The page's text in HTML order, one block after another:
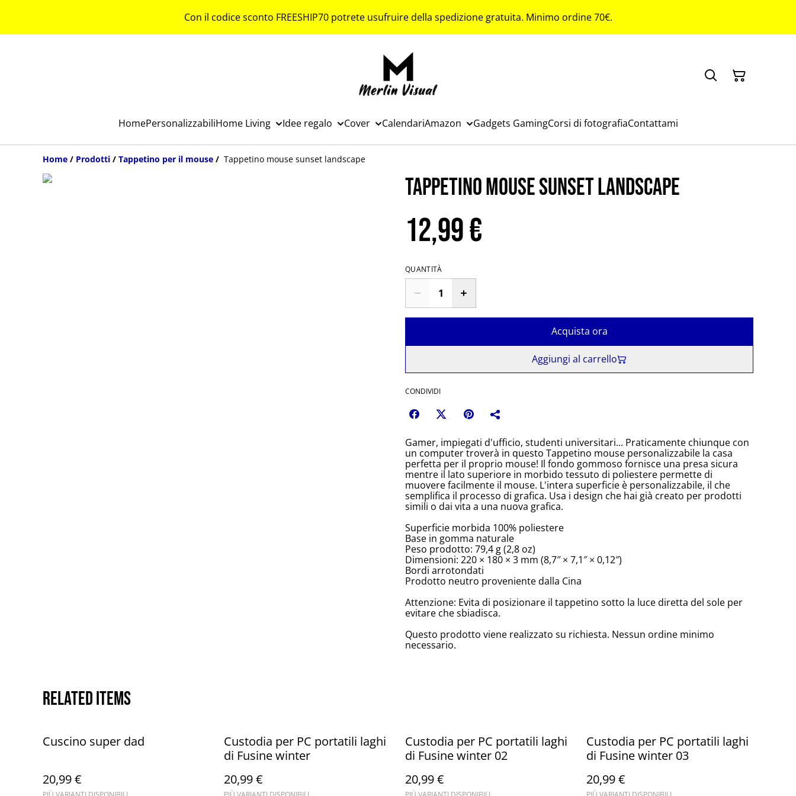
Con il codice sconto FREESHIP70 potrete usufruire della spedizione gratuita. Minimo ordine 70€.
HomePersonalizzabiliHome Living Idee regalo Cover CalendariAmazon Gadgets GamingCorsi di fotografiaContattami
Home / Prodotti / Tappetino per il mouse / Tappetino mouse sunset landscape
Tappetino mouse sunset landscape
12,99 €
QUANTITÀ
Acquista ora
Aggiungi al carrello
CONDIVIDI
Gamer, impiegati d'ufficio, studenti universitari... Praticamente chiunque con
un computer troverà in questo Tappetino mouse personalizzabile la casa
perfetta per il proprio mouse! Il fondo gommoso fornisce una presa sicura
mentre il lato superiore in morbido tessuto di poliestere permette di
muovere facilmente il mouse. L'intera superficie è personalizzabile, il che
semplifica il processo di grafica. Usa i design che hai già creato per prodotti
simili o dai vita a una nuova grafica.
Superficie morbida 100% poliestere
Base in gomma naturale
Peso prodotto: 79,4 g (2,8 oz)
Dimensioni: 220 × 180 × 3 mm (8,7″ × 7,1″ × 0,12″)
Bordi arrotondati
Prodotto neutro proveniente dalla Cina
Attenzione: Evita di posizionare il tappetino sotto la luce diretta del sole per
evitare che sbiadisca.
Questo prodotto viene realizzato su richiesta. Nessun ordine minimo
necessario.
Related items
Cuscino super dad
20,99 €
Custodia per PC portatili laghi
di Fusine winter
20,99 €
Custodia per PC portatili laghi
di Fusine winter 02
20,99 €
Custodia per PC portatili laghi
di Fusine winter 03
20,99 €